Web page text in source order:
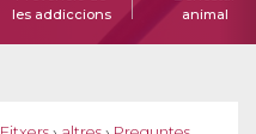
les addiccions
animal